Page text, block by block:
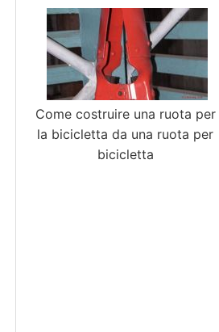
Come costruire una ruota per
la bicicletta da una ruota per
bicicletta